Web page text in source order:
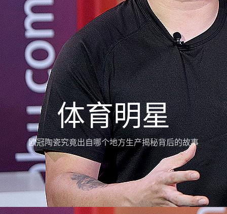
体育明星
欧冠陶瓷究竟出自哪个地方生产揭秘背后的故事